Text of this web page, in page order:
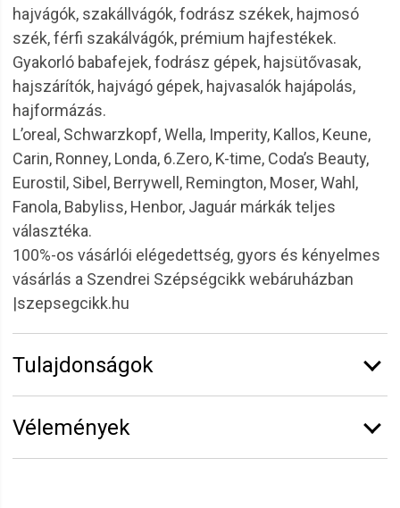
hajvágók, szakállvágók, fodrász székek, hajmosó
szék, férfi szakálvágók, prémium hajfestékek.
Gyakorló babafejek, fodrász gépek, hajsütővasak,
hajszárítók, hajvágó gépek, hajvasalók hajápolás,
hajformázás.
L’oreal, Schwarzkopf, Wella, Imperity, Kallos, Keune,
Carin, Ronney, Londa, 6.Zero, K-time, Coda’s Beauty,
Eurostil, Sibel, Berrywell, Remington, Moser, Wahl,
Fanola, Babyliss, Henbor, Jaguár márkák teljes
választéka.
100%-os vásárlói elégedettség, gyors és kényelmes
vásárlás a Szendrei Szépségcikk webáruházban
|szepsegcikk.hu
Tulajdonságok
Hosszúság:
Vélemények